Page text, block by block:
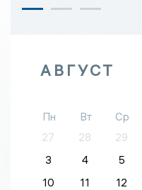
АВГУСТ
Пн Вт Ср
27
28 29
3
4 5
10
11 12